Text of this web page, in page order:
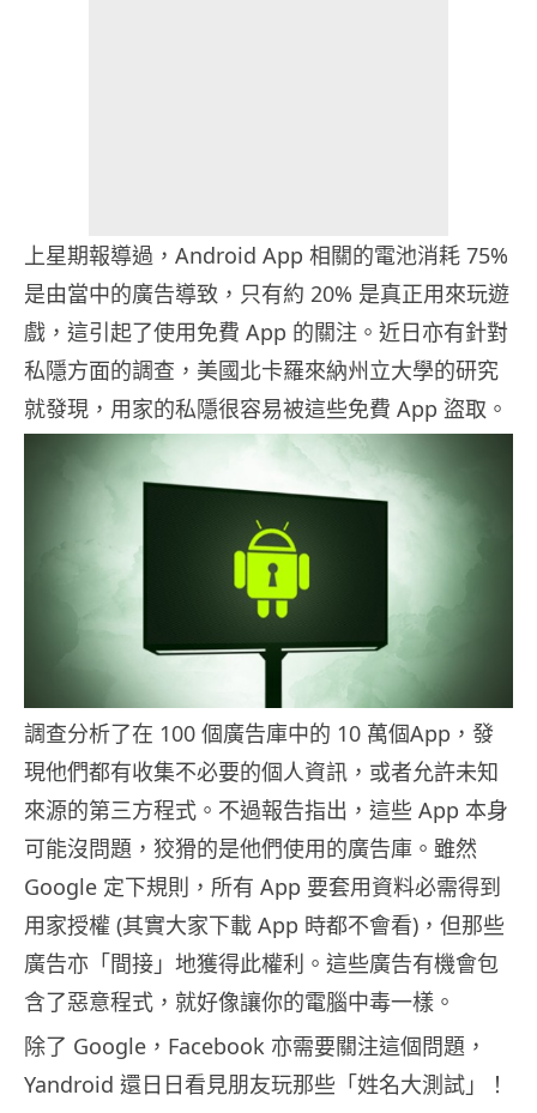
上星期報導過，Android App 相關的電池消耗 75%
是由當中的廣告導致，只有約 20% 是真正用來玩遊
戲，這引起了使用免費 App 的關注。近日亦有針對
私隱方面的調查，美國北卡羅來納州立大學的研究
就發現，用家的私隱很容易被這些免費 App 盜取。
調查分析了在 100 個廣告庫中的 10 萬個App，發
現他們都有收集不必要的個人資訊，或者允許未知
來源的第三方程式。不過報告指出，這些 App 本身
可能沒問題，狡猾的是他們使用的廣告庫。雖然
Google 定下規則，所有 App 要套用資料必需得到
用家授權 (其實大家下載 App 時都不會看)，但那些
廣告亦「間接」地獲得此權利。這些廣告有機會包
含了惡意程式，就好像讓你的電腦中毒一樣。
除了 Google，Facebook 亦需要關注這個問題，
Yandroid 還日日看見朋友玩那些「姓名大測試」！